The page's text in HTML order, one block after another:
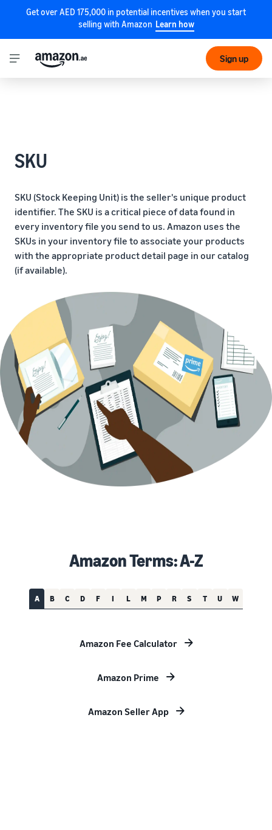
Get over AED 175,000 in potential incentives when you start
selling with Amazon Learn how
Sign up
SKU
SKU (Stock Keeping Unit) is the seller's unique product
identifier. The SKU is a critical piece of data found in
every inventory file you send to us. Amazon uses the
SKUs in your inventory file to associate your products
with the appropriate product detail page in our catalog
(if available).
Amazon Terms: A-Z
A B C D F I L M P R S T U W
Amazon Fee Calculator
Amazon Prime
Amazon Seller App